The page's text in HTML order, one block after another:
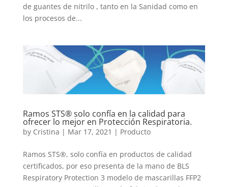
de guantes de nitrilo , tanto en la Sanidad como en
los procesos de...
Ramos STS® solo confía en la calidad para
ofrecer lo mejor en Protección Respiratoria.
by Cristina | Mar 17, 2021 | Producto
Ramos STS®, solo confía en productos de calidad
certificados, por eso presenta de la mano de BLS
Respiratory Protection 3 modelo de mascarillas FFP2